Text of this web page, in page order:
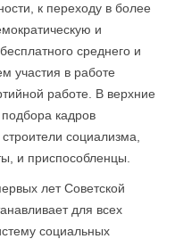
к переходу в более
и
среднего и
участия в работе
работе. В верхние
кадров
социализма,
и приспособленцы.
лет Советской
для всех
социальных